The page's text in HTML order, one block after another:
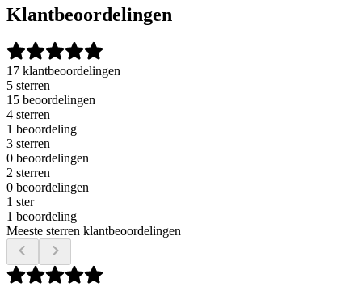
Klantbeoordelingen
17 klantbeoordelingen
5 sterren
15 beoordelingen
4 sterren
1 beoordeling
3 sterren
0 beoordelingen
2 sterren
0 beoordelingen
1 ster
1 beoordeling
Meeste sterren klantbeoordelingen